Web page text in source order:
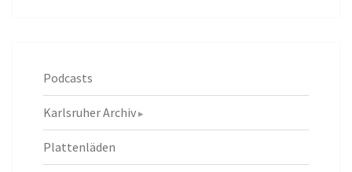
Podcasts
Karlsruher Archiv
Plattenläden